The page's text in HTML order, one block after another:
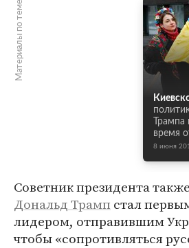
Материалы по теме
время
8 июня
Советник президента
Дональд Трамп стал
лидером, отправившим
чтобы «сопротивляться